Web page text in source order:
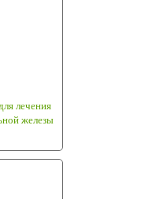
лечения
железы